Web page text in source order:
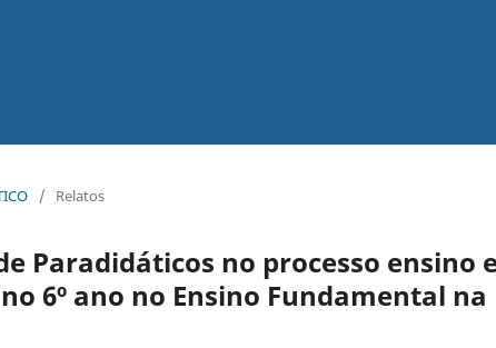
/ Relatos
Paradidáticos no processo ensino
6º ano no Ensino Fundamental na